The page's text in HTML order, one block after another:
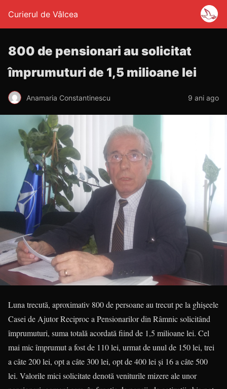
Curierul de Vâlcea
800 de pensionari au solicitat
împrumuturi de 1,5 milioane lei
Anamaria Constantinescu 9 ani ago
Luna trecută, aproximativ 800 de persoane au trecut pe la ghișeele
Casei de Ajutor Reciproc a Pensionarilor din Râmnic solicitând
împrumuturi, suma totală acordată fiind de 1,5 milioane lei. Cel
mai mic împrumut a fost de 110 lei, urmat de unul de 150 lei, trei
a câte 200 lei, opt a câte 300 lei, opt de 400 lei și 16 a câte 500
lei. Valorile mici solicitate denotă veniturile mizere ale unor